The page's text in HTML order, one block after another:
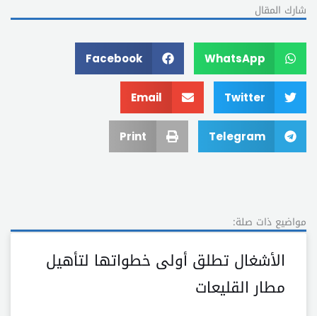
شارك المقال
WhatsApp
Facebook
Twitter
Email
Telegram
Print
مواضيع ذات صلة:
الأشغال تطلق أولى خطواتها لتأهيل
مطار القليعات